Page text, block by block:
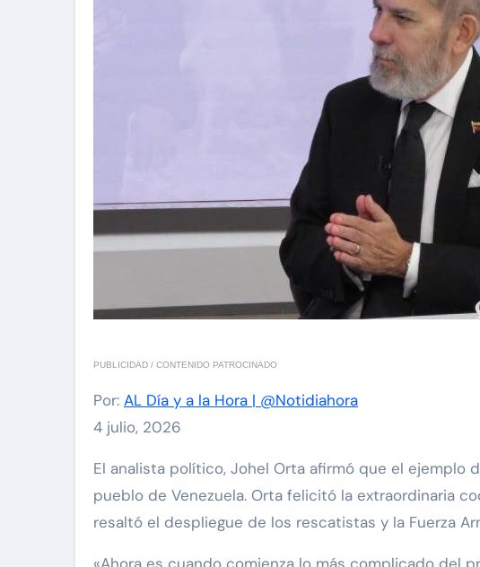
PUBLICIDAD / CONTENIDO PATROCINADO
Por: AL Día y a la Hora | @Notidiahora
4 julio, 2026
El analista político, Johel Orta afirmó que el ejemplo de humanismo demostrado ante la reciente tragedia sísmica evidencia la grandeza del
pueblo de Venezuela. Orta felicitó la extraordinaria
resaltó el despliegue de los rescatistas y la Fuerza
«Ahora es cuando comienza lo más complicado del